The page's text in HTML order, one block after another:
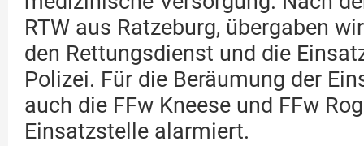
RTW aus Ratzeburg, übergaben
den Rettungsdienst und die
Polizei. Für die Beräumung der
auch die FFw Kneese und FFw
Einsatzstelle alarmiert.